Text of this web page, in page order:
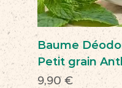
Baume
Petit grain
Prix
9,90 €